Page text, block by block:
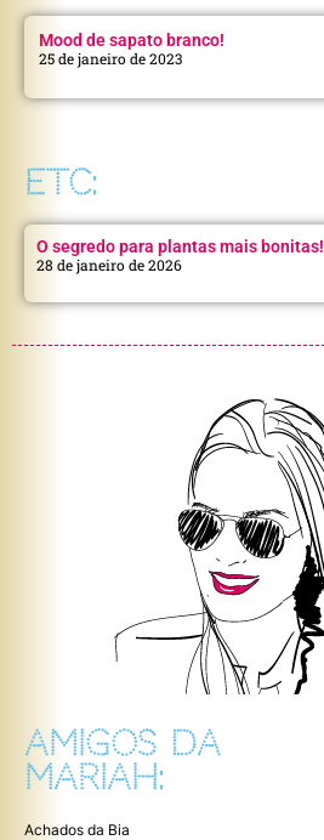
Mood de sapato branco!
25 de janeiro de 2023
ETC:
O segredo para plantas mais bonitas!
28 de janeiro de 2026
AMIGOS DA
MARIAH:
Achados da Bia